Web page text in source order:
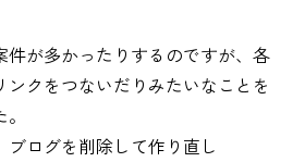
件が多かったりするのですが、各
ンクをつないだりみたいなことを
ログを削除して作り直し